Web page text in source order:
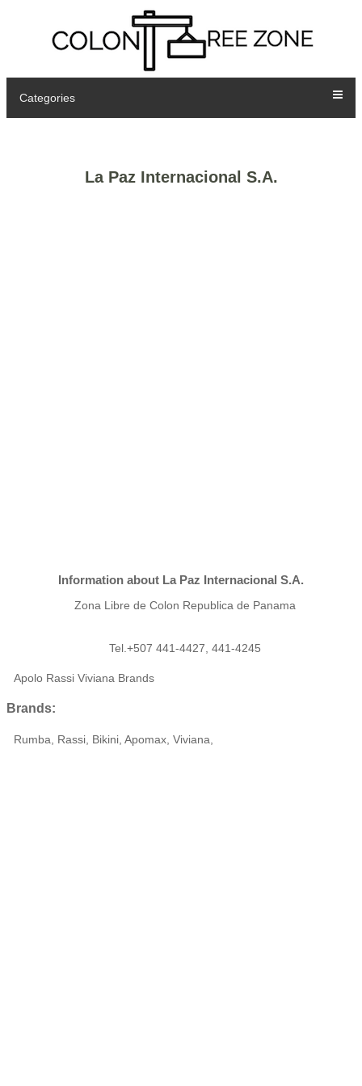
Categories
La Paz Internacional S.A.
Information about La Paz Internacional S.A.
Zona Libre de Colon Republica de Panama
Tel.+507 441-4427, 441-4245
Apolo Rassi Viviana Brands
Brands:
Rumba, Rassi, Bikini, Apomax, Viviana,